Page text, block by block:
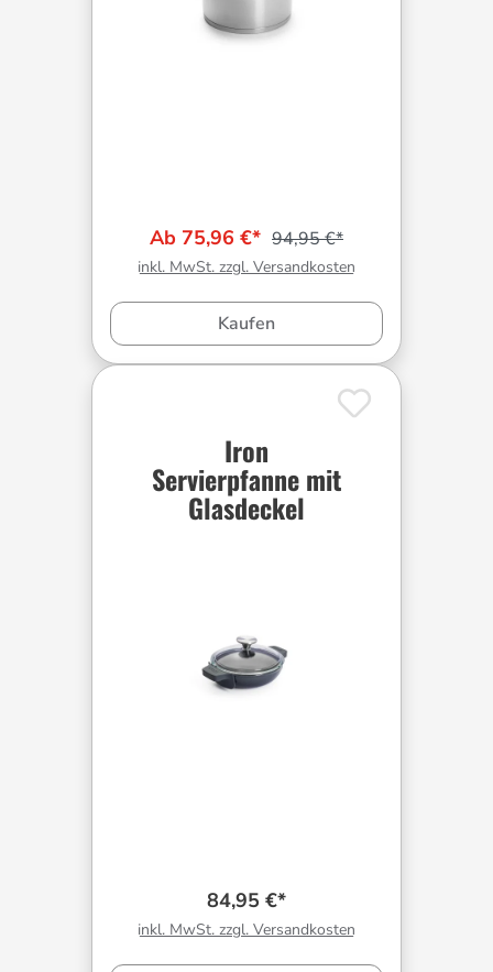
Ab 75,96 €* 94,95 €*
inkl. MwSt. zzgl. Versandkosten
Kaufen
Iron
Servierpfanne mit
Glasdeckel
84,95 €*
inkl. MwSt. zzgl. Versandkosten